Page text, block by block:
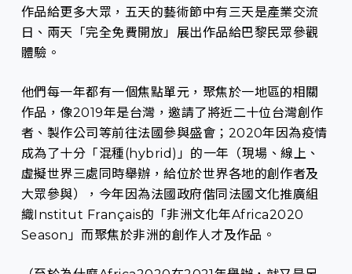
作品給更多大眾，五天的藝術節中有三天是產業交流
日、兩天「完全免費開放」展出作品給巴黎民眾參觀
體驗。
他們每一年都有一個焦點單元，聚焦於一地區的相關
作品，像2019年是台灣，邀請了將近二十位台灣創作
者、製作公司等前往法國參與盛會；2020年因為疫情
成為了十分「混種(hybrid)」的一年（現場、線上、
虛擬世界三處同時舉辦，給位於世界各地的創作者及
大眾參與），今年因為法國政府偕同法國文化推廣組
織Institut Français的「非洲文化年Africa2020
Season」而聚焦於非洲的創作人才及作品。